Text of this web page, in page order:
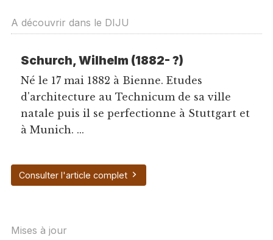
A découvrir dans le DIJU
Schurch, Wilhelm (1882- ?)
Né le 17 mai 1882 à Bienne. Etudes
d'architecture au Technicum de sa ville
natale puis il se perfectionne à Stuttgart et
à Munich. ...
Consulter l'article complet
Mises à jour